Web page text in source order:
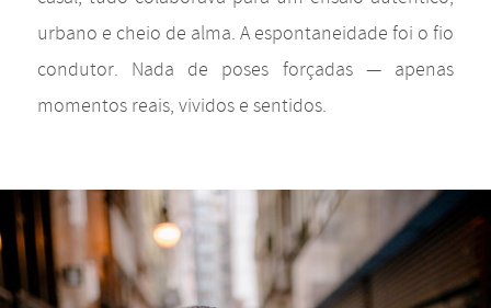
urbano e cheio de alma. A espontaneidade foi o fio
condutor. Nada de poses forçadas — apenas
momentos reais, vividos e sentidos.